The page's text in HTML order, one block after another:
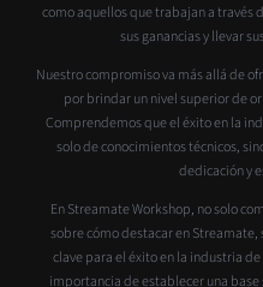
como aquellos que trabajan a través
sus ganancias y llevar
Nuestro compromiso va más allá de
por brindar un nivel superior de
Comprendemos que el éxito en la
solo de conocimientos técnicos,
dedicación y
En Streamate Workshop, no solo
sobre cómo destacar en
clave para el éxito en la industria
importancia de establecer una